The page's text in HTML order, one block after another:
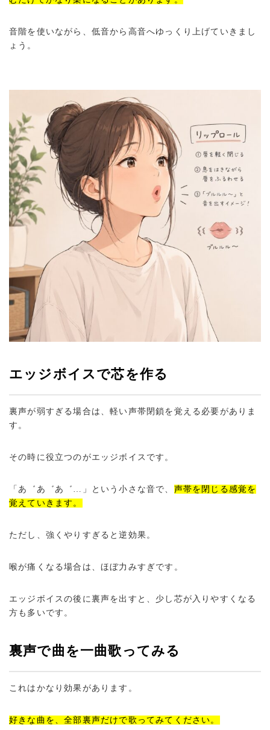
音階を使いながら、低音から高音へゆっくり上げていきまし
ょう。
エッジボイスで芯を作る
裏声が弱すぎる場合は、軽い声帯閉鎖を覚える必要がありま
す。
その時に役立つのがエッジボイスです。
「あ゛あ゛あ゛…」という小さな音で、 声帯を閉じる感覚を
覚えていきます。
ただし、強くやりすぎると逆効果。
喉が痛くなる場合は、ほぼ力みすぎです。
エッジボイスの後に裏声を出すと、少し芯が入りやすくなる
方も多いです。
裏声で曲を一曲歌ってみる
これはかなり効果があります。
好きな曲を、全部裏声だけで歌ってみてください。